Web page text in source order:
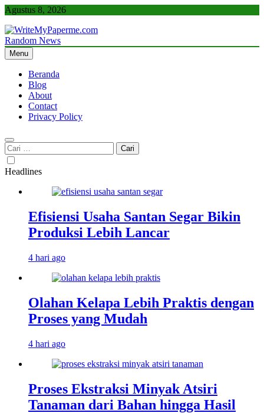
Skip
content
Agustus 8, 2026
WriteMyPaperme.com
Bisnis, Kuliner, Teknologi
Random News
Menu
Beranda
Blog
About
Contact
Privacy Policy
Cari
untuk:
Headlines
Efisiensi Usaha Santan Segar Bikin
Produksi Lebih Lancar
4 hari ago
Olahan Kelapa Lebih Praktis dengan
Proses yang Mudah
4 hari ago
Proses Ekstraksi Minyak Atsiri
Tanaman dari Bahan hingga Hasil